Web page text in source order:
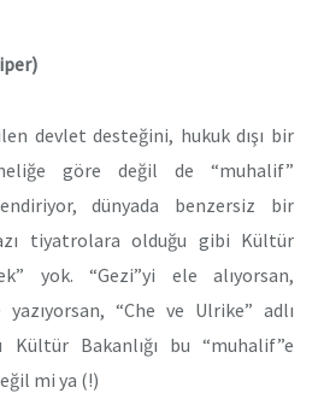
devlet desteğini, hukuk dışı bir
göre değil de “muhalif”
dünyada benzersiz bir
tiyatrolara olduğu gibi Kültür
yok. “Gezi”yi ele alıyorsan,
yazıyorsan, “Che ve Ulrike” adlı
Kültür Bakanlığı bu “muhalif”e
mi ya (!)